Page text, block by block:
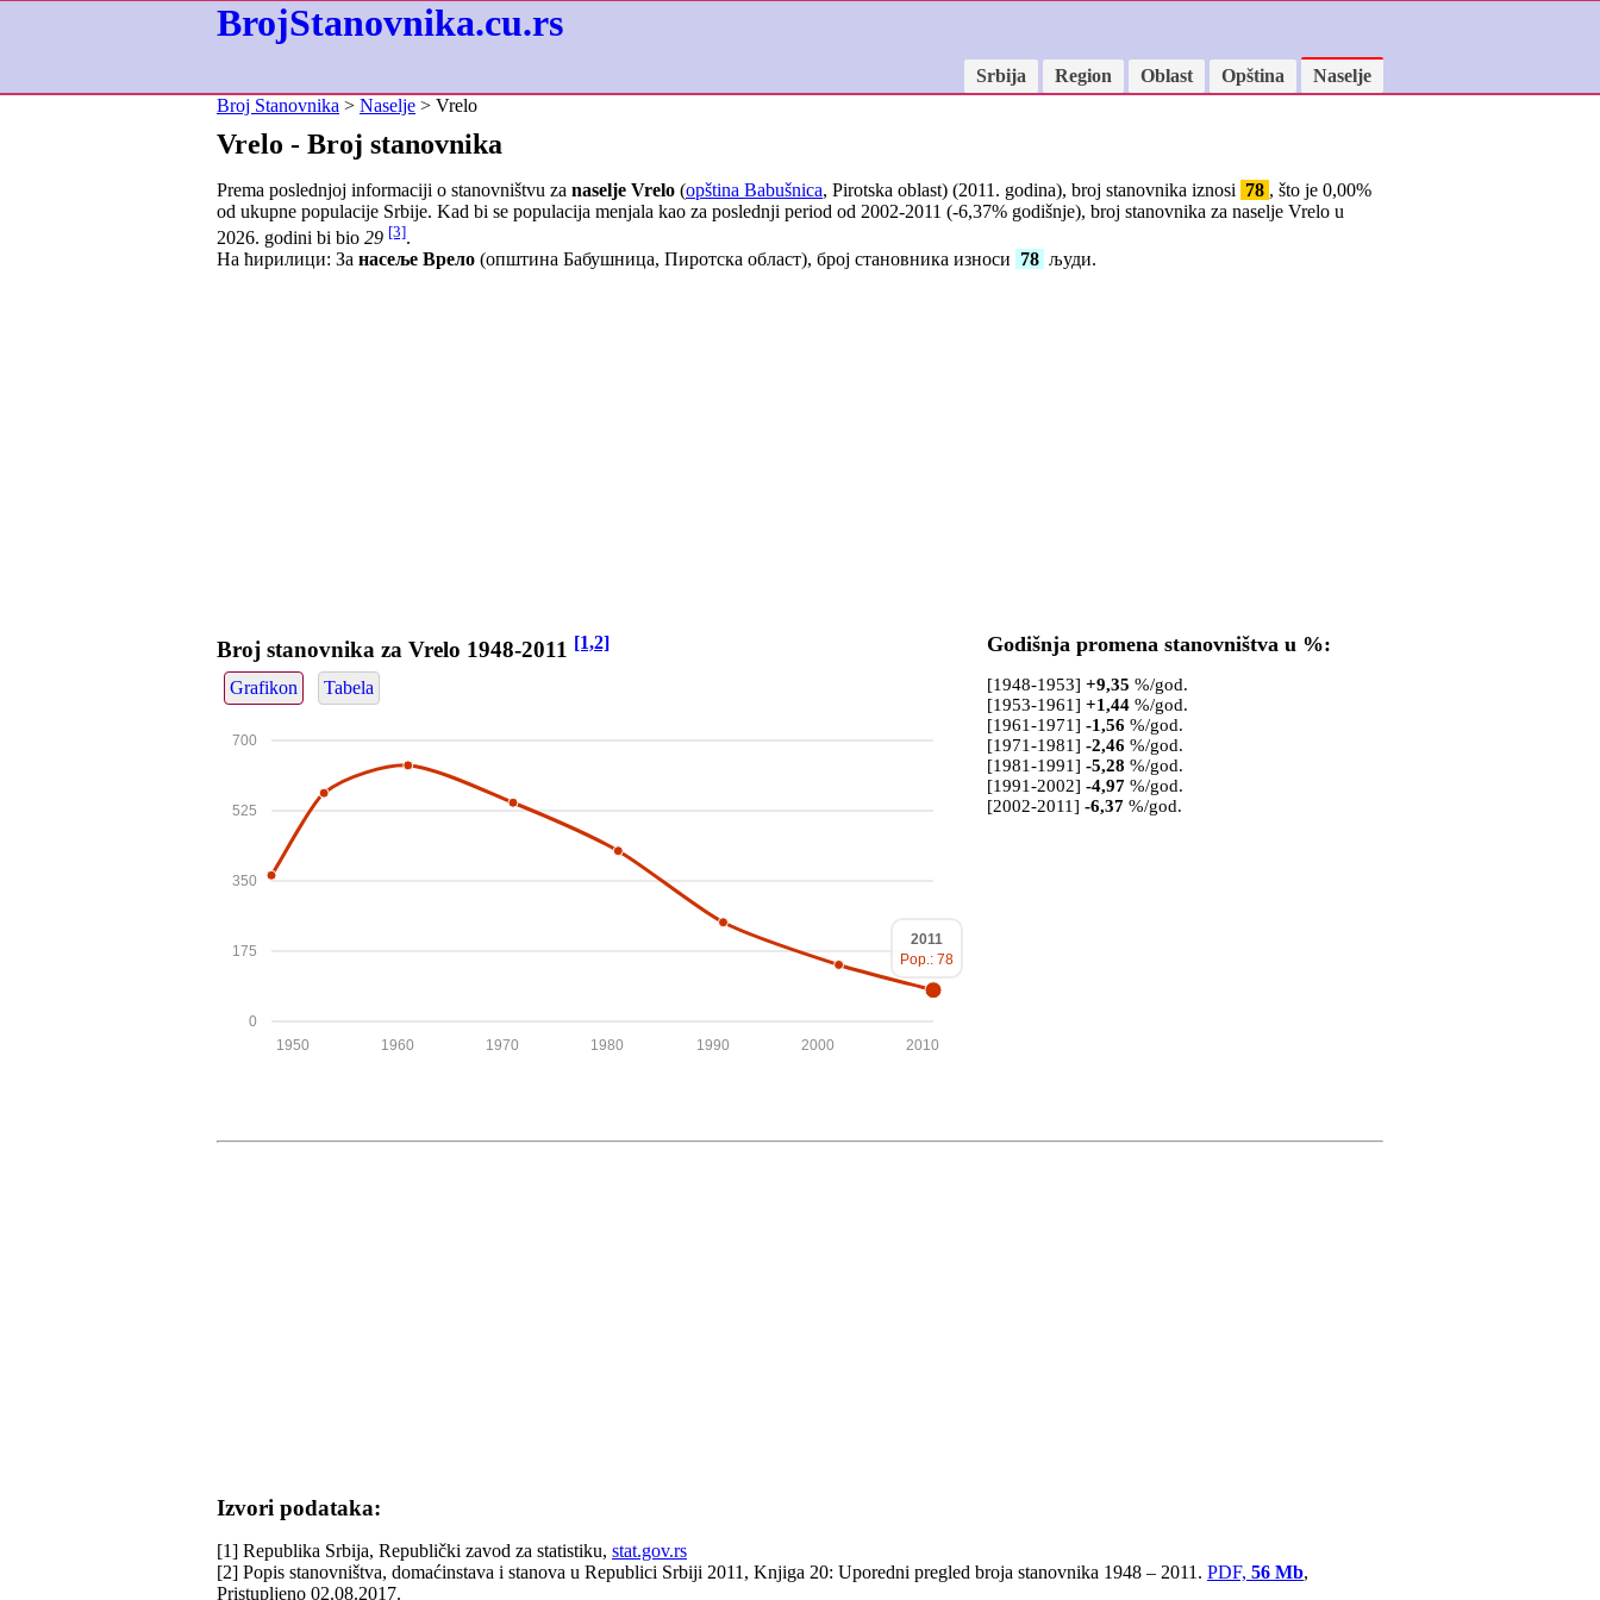
BrojStanovnika.cu.rs
Srbija Region Oblast Opština
Naselje
Broj Stanovnika > Naselje > Vrelo
Vrelo - Broj stanovnika
Prema poslednjoj informaciji o stanovništvu za naselje Vrelo (opština Babušnica, Pirotska oblast) (2011. godina), broj stanovnika iznosi 78 , što je 0,00%
od ukupne populacije Srbije. Kad bi se populacija menjala kao za poslednji period od 2002-2011 (-6,37% godišnje), broj stanovnika za naselje Vrelo u
2026. godini bi bio 29 [3].
На ћирилици: За насеље Врело (општина Бабушница, Пиротска област), број становника износи 78 људи.
Broj stanovnika za Vrelo 1948-2011 [1,2]
Grafikon Tabela
0
175
350
525
700
2010
2000
1990
1980
1970
1960
1950
2011
Pop.: 78
Godišnja promena stanovništva u %:
[1948-1953] +9,35 %/god.
[1953-1961] +1,44%/god.
[1961-1971] -1,56 %/god.
[1971-1981] -2,46 %/god.
[1981-1991] -5,28 %/god.
[1991-2002] -4,97%/god.
[2002-2011] -6,37%/god.
Izvori podataka:
[1] Republika Srbija, Republički zavod za statistiku, stat.gov.rs
[2] Popis stanovništva, domaćinstava i stanova u Republici Srbiji 2011, Knjiga 20: Uporedni pregled broja stanovnika 1948 – 2011. PDF, 56 Mb,
Pristupljeno 02.08.2017.